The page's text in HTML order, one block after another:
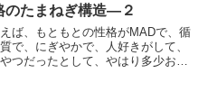
が提出...
のたまねぎ構造―２
ば、もともとの性格がMADで、循
で、にぎやかで、人好きがして、
つだったとして、やはり多少おせ